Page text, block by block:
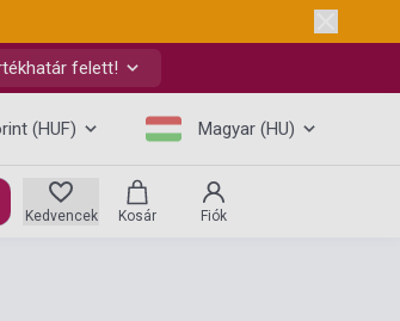
felett!
(HUF) Magyar (HU)
Kedvencek Kosár Fiók